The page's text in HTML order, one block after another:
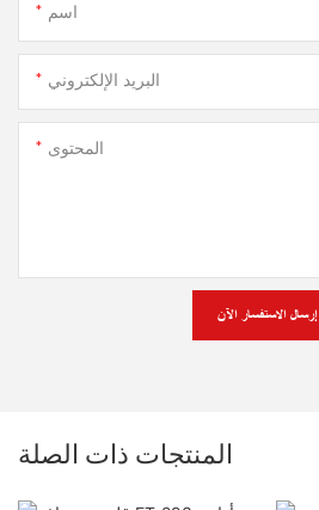
اسم
البريد الإلكتروني
المحتوى
إرسال الاستفسار الآن
المنتجات ذات الصلة